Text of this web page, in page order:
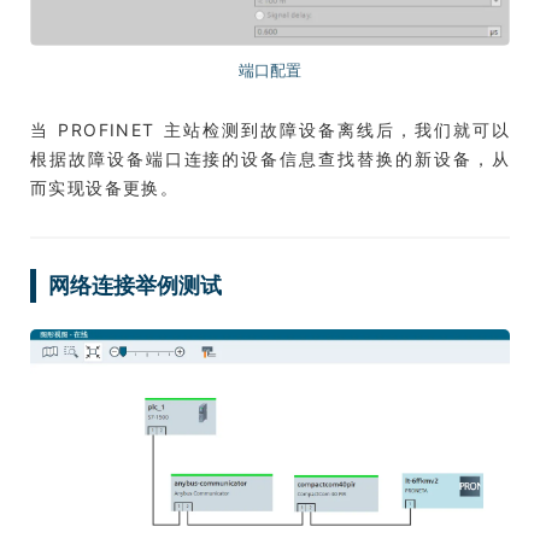
端口配置
当 PROFINET 主站检测到故障设备离线后，我们就可以
根据故障设备端口连接的设备信息查找替换的新设备，从
而实现设备更换。
网络连接举例测试